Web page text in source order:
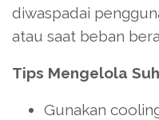
diwaspadai
atau saat beban
Tips Mengelola
Gunakan